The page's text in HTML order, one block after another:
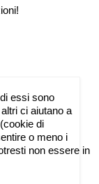
essi sono
ci aiutano a
di
o meno i
non essere in